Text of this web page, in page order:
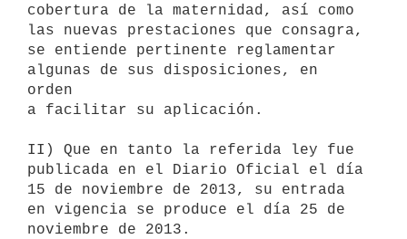
cobertura de la maternidad, así como
las nuevas prestaciones que consagra,
se entiende pertinente reglamentar
algunas de sus disposiciones, en
orden
a facilitar su aplicación.
II) Que en tanto la referida ley fue
publicada en el Diario Oficial el día
15 de noviembre de 2013, su entrada
en vigencia se produce el día 25 de
noviembre de 2013.